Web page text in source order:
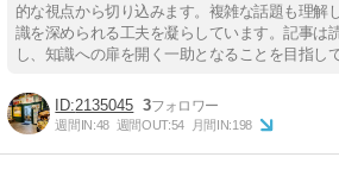
的な視点から切り込みます。複雑な話題も理解
識を深められる工夫を凝らしています。記事は
し、知識への扉を開く一助となることを目指し
2135045 3
週間IN:48 週間OUT:54 月間IN:198